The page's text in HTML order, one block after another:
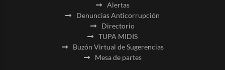
Alertas
Denuncias Anticorrupción
Directorio
TUPA MIDIS
Buzón Virtual de Sugerencias
Mesa de partes